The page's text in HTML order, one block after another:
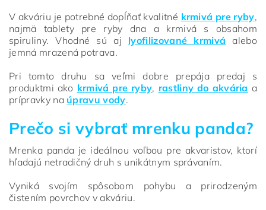
V akváriu je potrebné dopĺňať kvalitné krmivá pre ryby,
najmä tablety pre ryby dna a krmivá s obsahom
spiruliny. Vhodné sú aj lyofilizované krmivá alebo
jemná mrazená potrava.
Pri tomto druhu sa veľmi dobre prepája predaj s
produktmi ako krmivá pre ryby, rastliny do akvária a
prípravky na úpravu vody.
Prečo si vybrať mrenku panda?
Mrenka panda je ideálnou voľbou pre akvaristov, ktorí
hľadajú netradičný druh s unikátnym správaním.
Vyniká svojím spôsobom pohybu a prirodzeným
čistením povrchov v akváriu.